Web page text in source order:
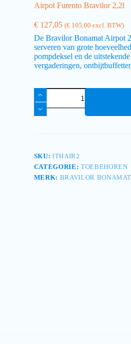
Airpot Furento Bravilor 2,2l
€127,05 (€105,00 excl. BTW)
De Bravilor Bonamat Airpot
serveren van grote
pompdeksel en de
vergaderingen,
SKU:ITHAIR2
CATEGORIE: TOEBEHOREN
MERK: BRAVILOR BONAMAT